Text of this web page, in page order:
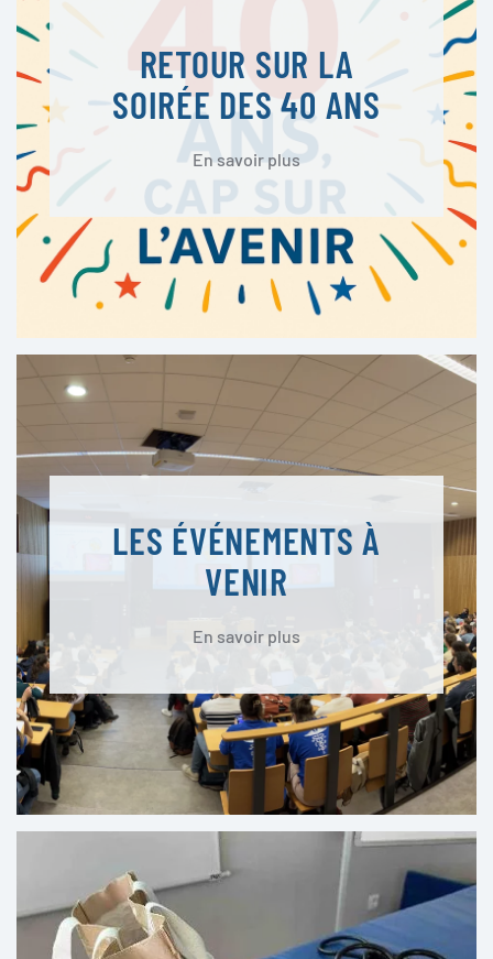
RETOUR SUR LA
SOIRÉE DES 40 ANS
En savoir plus
LES ÉVÉNEMENTS À
VENIR
En savoir plus